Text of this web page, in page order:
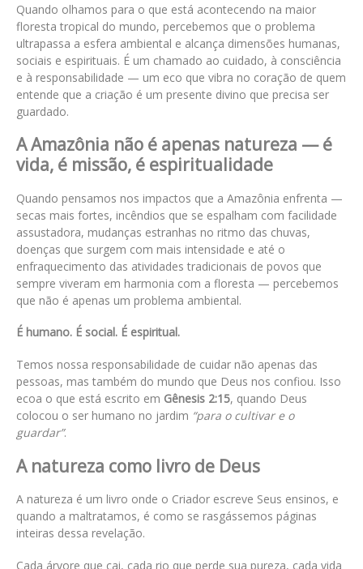
Quando olhamos para o que está acontecendo na maior
floresta tropical do mundo, percebemos que o problema
ultrapassa a esfera ambiental e alcança dimensões humanas,
sociais e espirituais. É um chamado ao cuidado, à consciência
e à responsabilidade — um eco que vibra no coração de quem
entende que a criação é um presente divino que precisa ser
guardado.
A Amazônia não é apenas natureza — é
vida, é missão, é espiritualidade
Quando pensamos nos impactos que a Amazônia enfrenta —
secas mais fortes, incêndios que se espalham com facilidade
assustadora, mudanças estranhas no ritmo das chuvas,
doenças que surgem com mais intensidade e até o
enfraquecimento das atividades tradicionais de povos que
sempre viveram em harmonia com a floresta — percebemos
que não é apenas um problema ambiental.
É humano. É social. É espiritual.
Temos nossa responsabilidade de cuidar não apenas das
pessoas, mas também do mundo que Deus nos confiou. Isso
ecoa o que está escrito em Gênesis 2:15, quando Deus
colocou o ser humano no jardim “para o cultivar e o
guardar”.
A natureza como livro de Deus
A natureza é um livro onde o Criador escreve Seus ensinos, e
quando a maltratamos, é como se rasgássemos páginas
inteiras dessa revelação.
Cada árvore que cai, cada rio que perde sua pureza, cada vida